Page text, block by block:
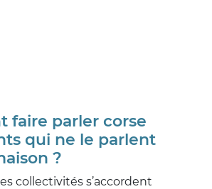
faire parler corse
qui ne le parlent
?
collectivités s’accordent